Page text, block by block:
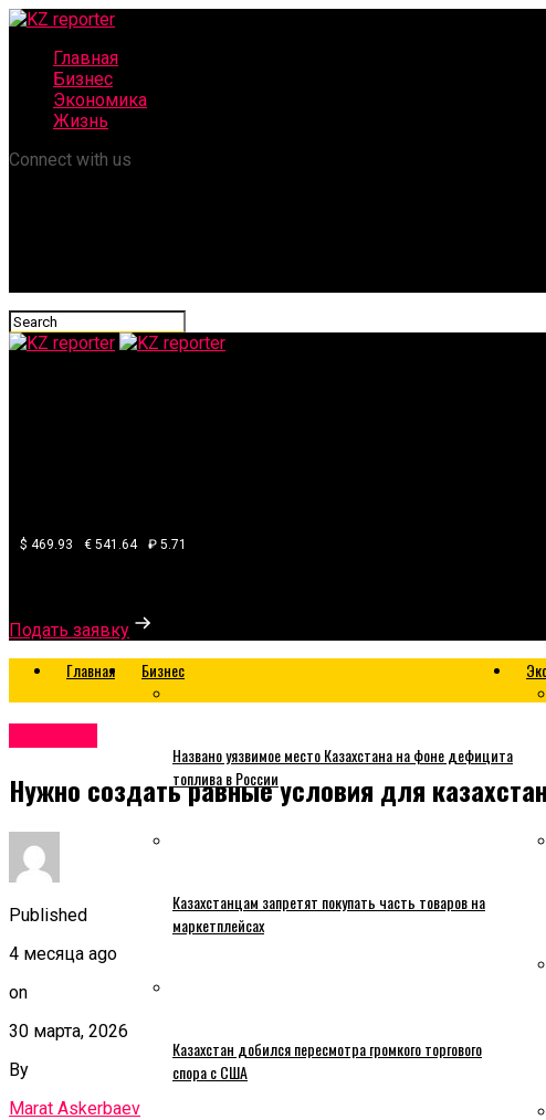
Главная
Бизнес
Экономика
Жизнь
Connect with us
$ 469.93 € 541.64 ₽ 5.71
Подать заявку
Главная Бизнес
Названо уязвимое место Казахстана на фоне дефицита
топлива в России
Казахстанцам запретят покупать часть товаров на
маркетплейсах
Казахстан добился пересмотра громкого торгового
спора с США
Нужно создать равные условия для
Published
4 месяца ago
on
30 марта, 2026
By
Marat Askerbaev